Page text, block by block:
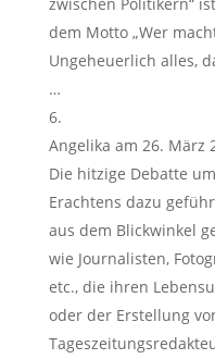
dem Motto „Wer
Ungeheuerlich alles,
…
Angelika am 26. März
Die hitzige Debatte
Erachtens dazu
aus dem Blickwinkel
wie Journalisten,
etc., die ihren
oder der Erstellung